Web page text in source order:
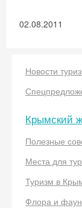
02.08.2011
Новости
Крымский
Полезные
Места для
Туризм в
Флора и
Хочешь